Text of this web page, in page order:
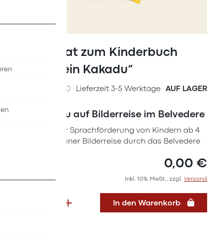
Lernplakat zum Kinderbuch
„Schau, ein Kakadu“
AUF LAGER
Lieferzeit 3-5 Werktage
55137000
Der Kakadu auf Bilderreise im Belvedere
Lernplakat zur Sprachförderung von Kindern ab 4
Jahren - mit einer Bilderreise durch das Belvedere
0,00 €
Inkl. 10% MwSt., zzgl. Versand
In den Warenkorb